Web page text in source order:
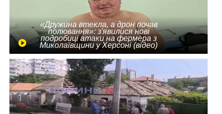
«Дружина втекла, а дрон почав
полювання»: з'явилися нові
подробиці атаки на фермера з
Миколаївщини у Херсоні (відео)